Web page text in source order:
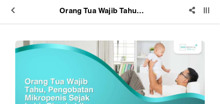
Orang Tua Wajib Tahu, Pengobatan Mikropenis Sejak Lahir Bisa Lebih Efektif!